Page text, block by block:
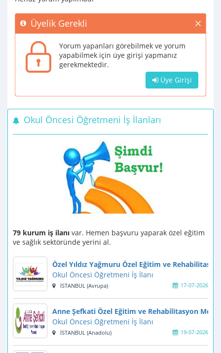
Üyelik Gerekli
Yorum yapanları görebilmek ve yorum
yapabilmek için üye girişi yapmanız
gerekmektedir.
Üye Girişi
Okul Öncesi Öğretmeni İş İlanları
79 kurum iş ilanı var. Hemen başvuru yaparak özel eğitim
ve sağlık sektöründe yerini al.
Özel Yıldız Yağmuru Özel Eğitim ve
Okul Öncesi Öğretmeni İş İlanı
17-07-2026
İSTANBUL (Avrupa)
Anne Şefkati Özel Eğitim ve Rehabilitasyon
Okul Öncesi Öğretmeni İş İlanı
19-07-2026
İSTANBUL (Anadolu)